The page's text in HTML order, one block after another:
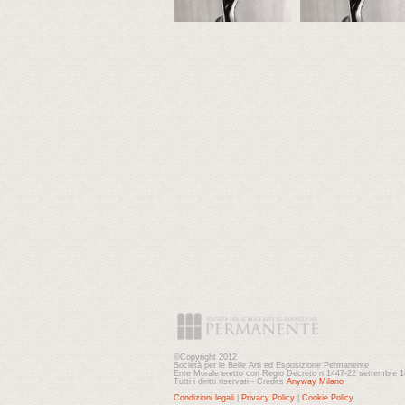
©Copyright 2012
Società per le Belle Arti ed Esposizione Permanente
Ente Morale eretto con Regio Decreto n.1447-22 settembre
Tutti i diritti riservati - Credits Anyway Milano
Condizioni legali
Privacy Policy Cookie Policy